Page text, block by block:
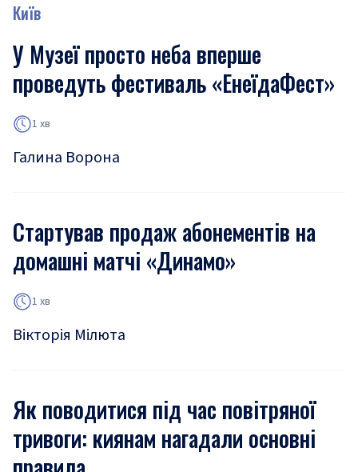
Київ
У Музеї просто неба вперше
проведуть фестиваль «ЕнеїдаФест»
1 хв
Галина Ворона
Стартував продаж абонементів на
домашні матчі «Динамо»
1 хв
Вікторія Мілюта
Як поводитися під час повітряної
тривоги: киянам нагадали основні